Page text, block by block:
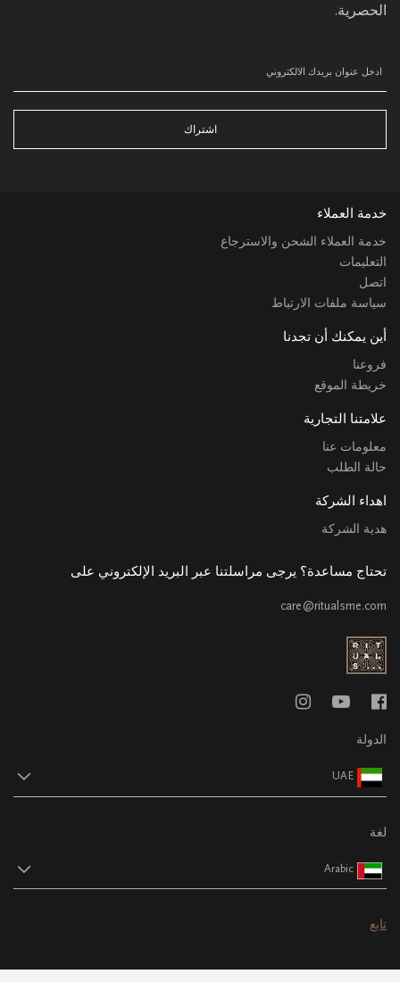
الحصرية.
اشتراك
خدمة العملاء
خدمة العملاء الشحن والاسترجاع
التعليمات
اتصل
سياسة ملفات الارتباط
أين يمكنك أن تجدنا
فروعنا
خريطة الموقع
علامتنا التجارية
معلومات عنا
حالة الطلب
اهداء الشركة
هدية الشركة
تحتاج مساعدة؟ يرجى مراسلتنا عبر البريد الإلكتروني على
care@ritualsme.com
الدولة
UAE
لغة
Arabic
تابع